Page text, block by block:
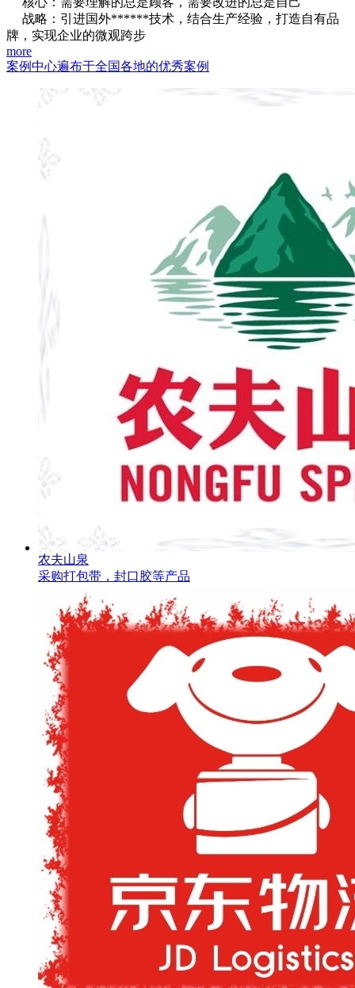
战略：引进国外******技术，结合生产经验，打造自有品
牌，实现企业的微观跨步
more
案例中心遍布于全国各地的优秀案例
农夫山泉
采购打包带，封口胶等产品